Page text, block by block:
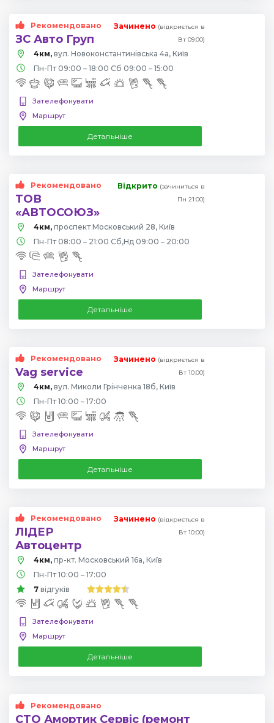
Рекомендовано
ЗС Авто Груп
Зачинено (відкриється в
Вт 09:00)
4км, вул. Новоконстантинівська 4а, Київ
Пн-Пт 09:00 – 18:00 Сб 09:00 – 15:00
Зателефонувати
Маршрут
Детальніше
Рекомендовано
ТОВ
«АВТОСОЮЗ»
Відкрито (зачиниться в
Пн 21:00)
4км, проспект Московський 28, Київ
Пн-Пт 08:00 – 21:00 Сб,Нд 09:00 – 20:00
Зателефонувати
Маршрут
Детальніше
Рекомендовано
Vag service
Зачинено (відкриється в
Вт 10:00)
4км, вул. Миколи Грінченка 18б, Київ
Пн-Пт 10:00 – 17:00
Зателефонувати
Маршрут
Детальніше
Рекомендовано
ЛІДЕР
Автоцентр
Зачинено (відкриється в
Вт 10:00)
4км, пр-кт. Московський 16а, Київ
Пн-Пт 10:00 – 17:00
7 відгуків
Зателефонувати
Маршрут
Детальніше
Рекомендовано
СТО Амортик Сервіс (ремонт